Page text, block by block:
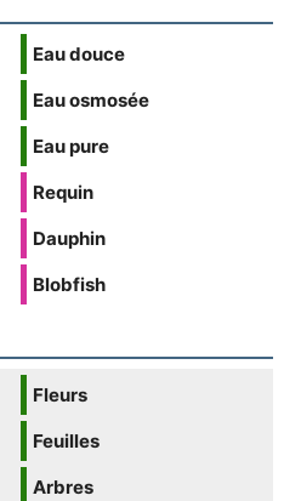
Eau douce
Eau osmosée
Eau pure
Requin
Dauphin
Blobfish
Fleurs
Feuilles
Arbres